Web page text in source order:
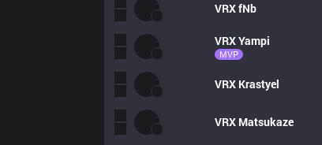
VRXfNb
VRXYampi
MVP
VRX Krastyel
VRX Matsukaze